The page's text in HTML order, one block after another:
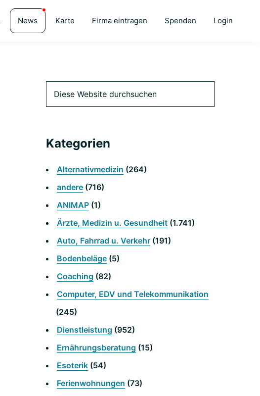
News Karte Firma eintragen Spenden Login
Primäre
Website
Kategorien
Alternativmedizin (264)
andere (716)
ANIMAP (1)
Ärzte, Medizin u. Gesundheit (1.741)
Auto, Fahrrad u. Verkehr (191)
Bodenbeläge (5)
Coaching (82)
Computer, EDV und Telekommunikation
(245)
Dienstleistung (952)
Ernährungsberatung (15)
Esoterik (54)
Ferienwohnungen (73)